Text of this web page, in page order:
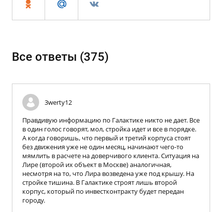
Все ответы (375)
3werty12
Правдивую информацию по Галактике никто не дает. Все
в один голос говорят, мол, стройка идет и все в порядке.
А когда говоришь, что первый и третий корпуса стоят
без движения уже не один месяц, начинают чего-то
мямлить в расчете на доверчивого клиента. Ситуация на
Лире (второй их объект в Москве) аналогичная,
несмотря на то, что Лира возведена уже под крышу. На
стройке тишина. В Галактике строят лишь второй
корпус, который по инвестконтракту будет передан
городу.